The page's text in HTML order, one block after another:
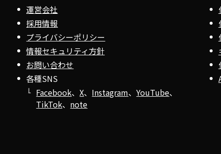
運営会社
採用情報
プライバシーポリシー
情報セキュリティ方針
お問い合わせ
各種SNS
Facebook、X、 Instagram、YouTube、
TikTok、 note